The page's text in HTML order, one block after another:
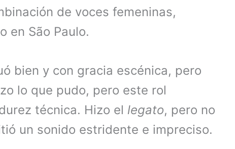
de voces femeninas,
en São Paulo.
bien y con gracia escénica, pero
lo que pudo, pero este rol
técnica. Hizo el legato, pero no
un sonido estridente e impreciso.